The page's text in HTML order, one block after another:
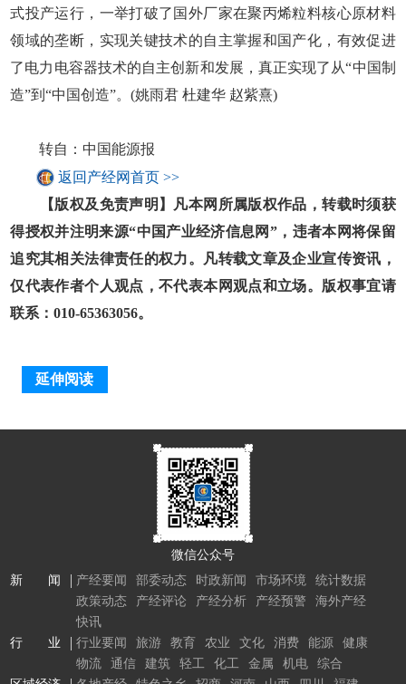
式投产运行，一举打破了国外厂家在聚丙烯粒料核心原材料
领域的垄断，实现关键技术的自主掌握和国产化，有效促进
了电力电容器技术的自主创新和发展，真正实现了从“中国制
造”到“中国创造”。(姚雨君 杜建华 赵紫熹)
转自：中国能源报
返回产经网首页 >>
【版权及免责声明】凡本网所属版权作品，转载时须获
得授权并注明来源“中国产业经济信息网”，违者本网将保留
追究其相关法律责任的权力。凡转载文章及企业宣传资讯，
仅代表作者个人观点，不代表本网观点和立场。版权事宜请
联系：010-65363056。
延伸阅读
微信公众号
新 闻
产经要闻 部委动态 时政新闻 市场环境
统计数据
政策动态
产经评论 产经分析 产经预警
海外产经
快讯
行 业
行业要闻 旅游 教育 农业 文化 消费 能源
健康
物流
通信 建筑 轻工 化工 金属 机电
综合